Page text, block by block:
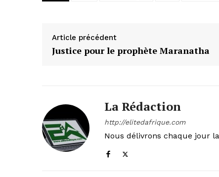
Article précédent
Justice pour le prophète Maranatha
La Rédaction
http://elitedafrique.com
Nous délivrons chaque jour